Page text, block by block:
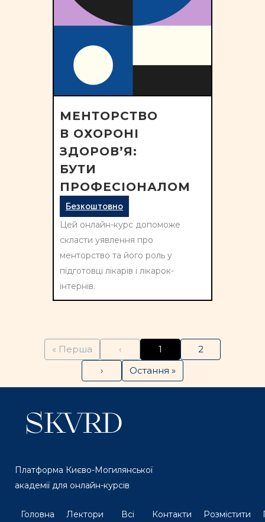
МЕНТОРСТВО
В ОХОРОНІ
ЗДОРОВ’Я:
БУТИ
ПРОФЕСІОНАЛОМ
Безкоштовно
Цей онлайн-курс допоможе
скласти уявлення про
менторство та його роль у
підготовці лікарів і лікарок-
інтернів.
« Перша ‹ 1
2
›
Остання »
Платформа Києво-Могилянської
академії для онлайн-курсів
Головна Лектори Всі Контакти Розмістити